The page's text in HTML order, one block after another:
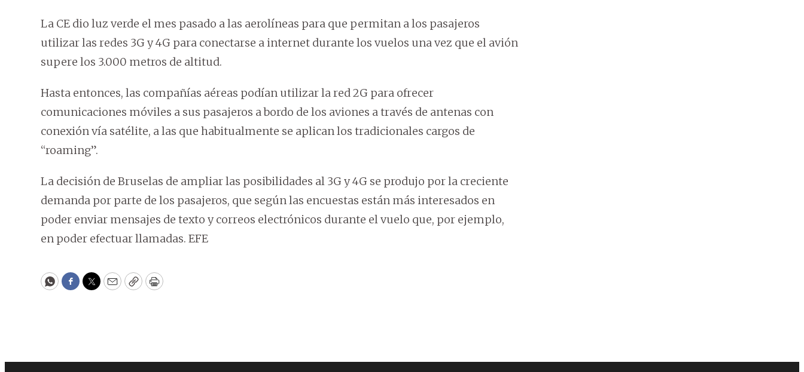
La CE dio luz verde el mes pasado a las aerolíneas para que permitan a los pasajeros
utilizar las redes 3G y 4G para conectarse a internet durante los vuelos una vez que el avión
supere los 3.000 metros de altitud.
Hasta entonces, las compañías aéreas podían utilizar la red 2G para ofrecer
comunicaciones móviles a sus pasajeros a bordo de los aviones a través de antenas con
conexión vía satélite, a las que habitualmente se aplican los tradicionales cargos de
“roaming”.
La decisión de Bruselas de ampliar las posibilidades al 3G y 4G se produjo por la creciente
demanda por parte de los pasajeros, que según las encuestas están más interesados en
poder enviar mensajes de texto y correos electrónicos durante el vuelo que, por ejemplo,
en poder efectuar llamadas. EFE
WhatsApp
Facebook
Twitter
EmailCopyPrint